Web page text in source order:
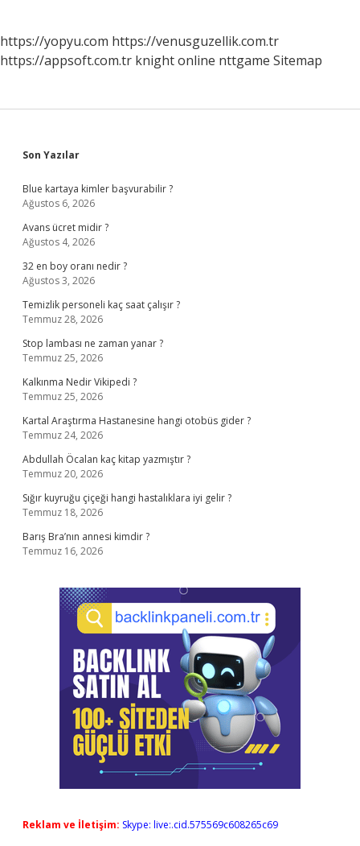
https://yopyu.com https://venusguzellik.com.tr
https://appsoft.com.tr knight online nttgame Sitemap
Sidebar
Son Yazılar
Blue kartaya kimler başvurabilir ?
Ağustos 6, 2026
Avans ücret midir ?
Ağustos 4, 2026
32 en boy oranı nedir ?
Ağustos 3, 2026
Temizlik personeli kaç saat çalışır ?
Temmuz 28, 2026
Stop lambası ne zaman yanar ?
Temmuz 25, 2026
Kalkınma Nedir Vikipedi ?
Temmuz 25, 2026
Kartal Araştırma Hastanesine hangi otobüs gider ?
Temmuz 24, 2026
Abdullah Öcalan kaç kitap yazmıştır ?
Temmuz 20, 2026
Sığır kuyruğu çiçeği hangi hastalıklara iyi gelir ?
Temmuz 18, 2026
Barış Bra’nın annesi kimdir ?
Temmuz 16, 2026
Reklam ve İletişim: Skype: live:.cid.575569c608265c69